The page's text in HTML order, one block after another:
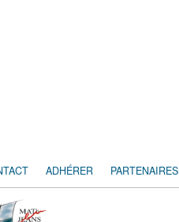
ADHÉRER PARTENAIRES